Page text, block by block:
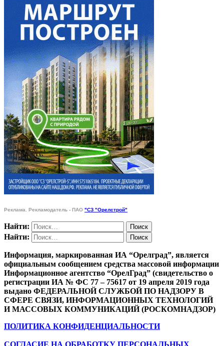
Реклама. Рекламодатель - ПАО "СЗ "Орелстрой"
Найти:
Найти:
Информация, маркированная ИА “Орелград”, является
официальным сообщением средства массовой информации
Информационное агентство “ОрелГрад” (свидетельство о
регистрации ИА № ФС 77 – 75617 от 19 апреля 2019 года
выдано ФЕДЕРАЛЬНОЙ СЛУЖБОЙ ПО НАДЗОРУ В
СФЕРЕ СВЯЗИ, ИНФОРМАЦИОННЫХ ТЕХНОЛОГИЙ
И МАССОВЫХ КОММУНИКАЦИЙ (РОСКОМНАДЗОР)
ПОЛИТИКА КОНФИДЕНЦИАЛЬНОСТИ
СОГЛАСИЕ НА ОБРАБОТКУ ПЕРСОНАЛЬНЫХ